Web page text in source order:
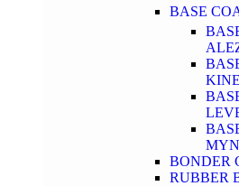
BASE
BONDER
RUBBER